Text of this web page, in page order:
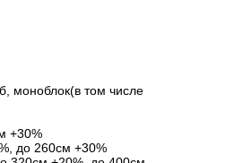
моноблок(в том числе
+30%
до 260см +30%